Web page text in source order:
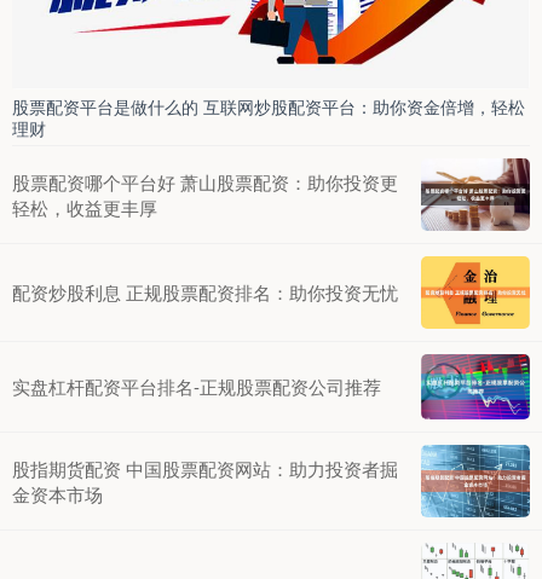
股票配资平台是做什么的 互联网炒股配资平台：助你资金倍增，轻松
理财
股票配资哪个平台好 萧山股票配资：助你投资更
轻松，收益更丰厚
配资炒股利息 正规股票配资排名：助你投资无忧
实盘杠杆配资平台排名-正规股票配资公司推荐
股指期货配资 中国股票配资网站：助力投资者掘
金资本市场